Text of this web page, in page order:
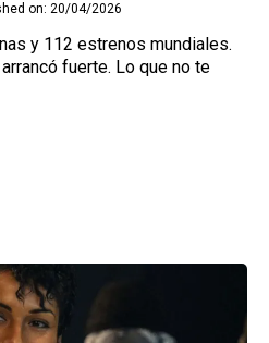
on: 20/04/2026
y 112 estrenos mundiales.
fuerte. Lo que no te